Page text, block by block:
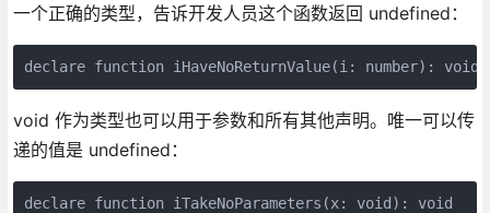
一个正确的类型，告诉开发人员这个函数返回 undefined：
declare function iHaveNoReturnValue(i: number): void
void 作为类型也可以用于参数和所有其他声明。唯一可以传
递的值是 undefined：
declare function iTakeNoParameters(x: void): void